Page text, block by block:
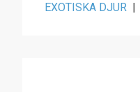
EXOTISKA DJUR |